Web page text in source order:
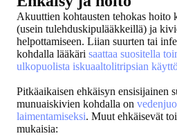
Akuuttien kohtausten tehokas
(usein tulehduskipulääkkeillä) ja
helpottamiseen. Liian suurten tai
kohdalla lääkäri saattaa suositella
ulkopuolista iskuaaltolitripsian
Pitkäaikaisen ehkäisyn ensisijainen
munuaiskivien kohdalla on
laimentamiseksi. Muut ehkäisevät
mukaisia: